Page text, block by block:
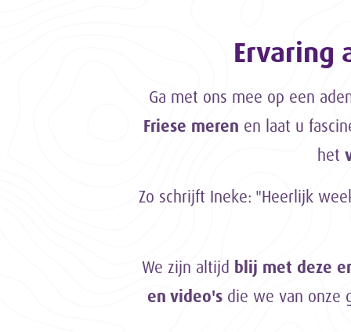
Ervaring
Ga met ons mee op een
Friese meren en laat u
het
Zo schrijft Ineke: "Heerlijk
We zijn altijd blij met deze
en video's die we van onze